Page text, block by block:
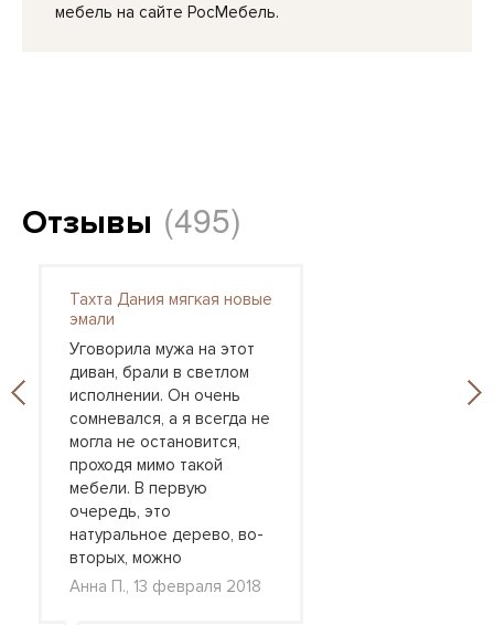
мебель на сайте РосМебель.
Отзывы (495)
Тахта Дания мягкая новые
эмали
Уговорила мужа на этот
диван, брали в светлом
исполнении. Он очень
сомневался, а я всегда не
могла не остановится,
проходя мимо такой
мебели. В первую
очередь, это
натуральное дерево, во-
вторых, можно
Анна П., 13 февраля 2018